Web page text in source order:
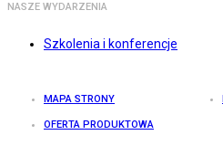
NASZE WYDARZENIA
Szkolenia i konferencje
MAPA STRONY
OFERTA PRODUKTOWA